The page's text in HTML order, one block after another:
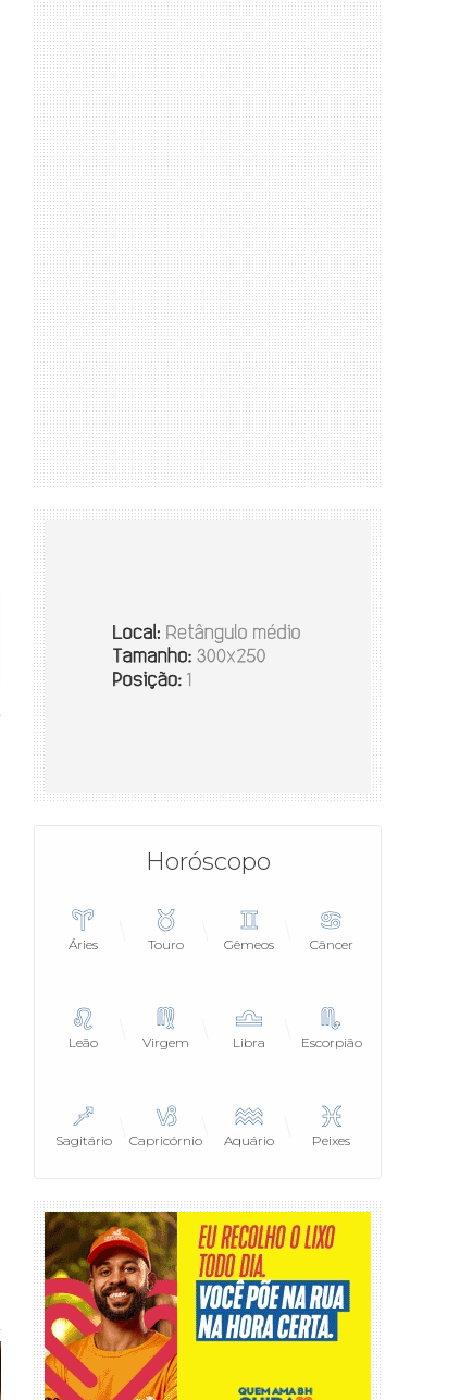
Horóscopo
Áries Touro Gêmeos Câncer
Leão Virgem Libra Escorpião
Sagitário Capricórnio Aquário Peixes